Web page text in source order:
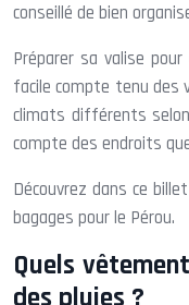
conseillé de bien
Préparer sa valise
facile compte tenu des
climats différents
compte des endroits
Découvrez dans ce
bagages pour le Pérou.
Quels